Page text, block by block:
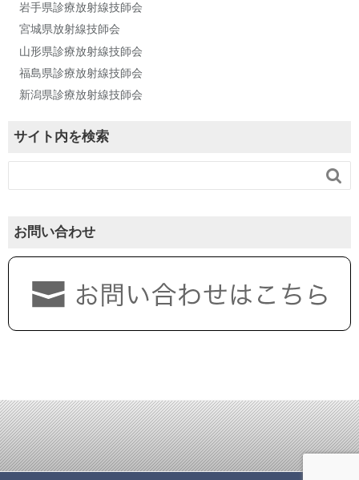
岩手県診療放射線技師会
宮城県放射線技師会
山形県診療放射線技師会
福島県診療放射線技師会
新潟県診療放射線技師会
サイト内を検索

お問い合わせ